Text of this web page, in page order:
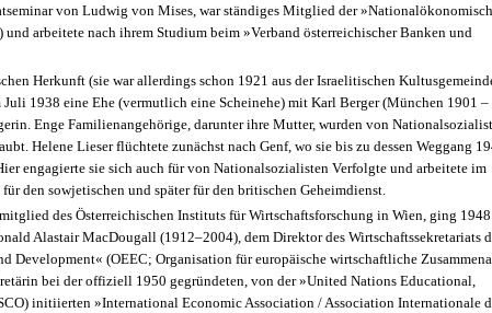
von Ludwig von Mises, war ständiges Mitglied der
arbeitete nach ihrem Studium beim »Verband österreichischer Banken und
Herkunft (sie war allerdings schon 1921 aus der Israelitischen
1938 eine Ehe (vermutlich eine Scheinehe) mit Karl Berger (München 1901 –
Enge Familienangehörige, darunter ihre Mutter, wurden von
Helene Lieser flüchtete zunächst nach Genf, wo sie bis zu dessen Weggang
engagierte sie sich auch für von Nationalsozialisten Verfolgte und arbeitete im
den sowjetischen und später für den britischen Geheimdienst.
des Österreichischen Instituts für Wirtschaftsforschung in Wien, ging
Alastair MacDougall (1912–2004), dem Direktor des Wirtschaftssekretariats
Development« (OEEC; Organisation für europäische wirtschaftliche
bei der offiziell 1950 gegründeten, von der »United Nations Educational,
initiierten »International Economic Association / Association Internationale